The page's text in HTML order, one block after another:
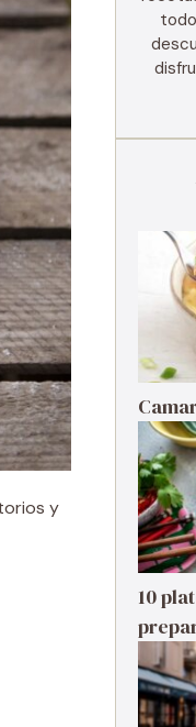
y
10